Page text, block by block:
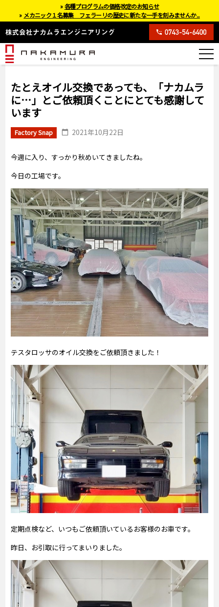
たとえオイル交換であっても、「ナカムラ
に…」とご依頼頂くことにとても感謝して
います
Factory Snap 2021年10月22日
今週に入り、すっかり秋めいてきましたね。
今日の工場です。
テスタロッサのオイル交換をご依頼頂きました！
定期点検など、いつもご依頼頂いているお客様のお車です。
昨日、お引取に行ってまいりました。
»各種プログラムの価格改定のお知らせ
» メカニック１名募集 フェラーリの歴史に新たな一手を刻みませんか...